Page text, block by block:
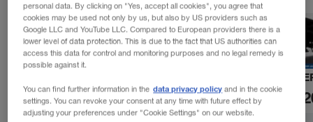
personal data. By clicking on "Yes, accept all cookies", you agree that
cookies may be used not only by us, but also by US providers such as
Google LLC and YouTube LLC. Compared to European providers there is a
lower level of data protection. This is due to the fact that US authorities can
access this data for control and monitoring purposes and no legal remedy is
possible against it.
You can find further information in the data privacy policy and in the cookie
settings. You can revoke your consent at any time with future effect by
adjusting your preferences under "Cookie Settings" on our website.